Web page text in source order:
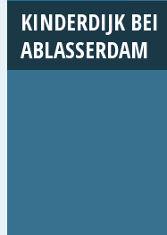
KINDERDIJK BEI
ABLASSERDAM